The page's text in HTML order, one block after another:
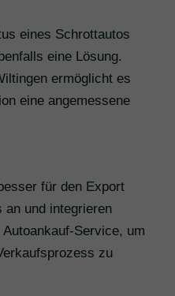
eines Schrottautos
eine Lösung.
ermöglicht es
eine angemessene
für den Export
an und integrieren
Service, um
zu